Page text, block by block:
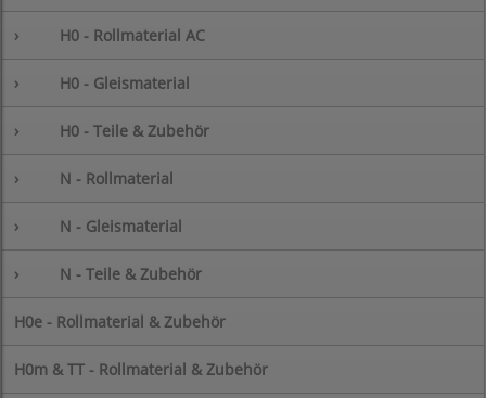
› H0 - Rollmaterial AC
› H0 - Gleismaterial
› H0 - Teile & Zubehör
› N - Rollmaterial
› N - Gleismaterial
› N - Teile & Zubehör
H0e - Rollmaterial & Zubehör
H0m & TT - Rollmaterial & Zubehör